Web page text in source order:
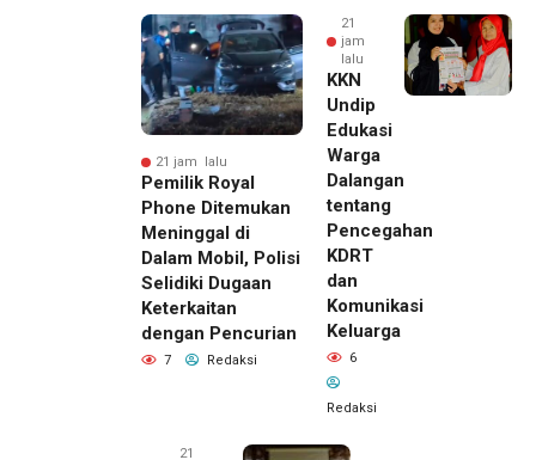
21 jam lalu
Pemilik Royal
Phone Ditemukan
Meninggal di
Dalam Mobil, Polisi
Selidiki Dugaan
Keterkaitan
dengan Pencurian
7 Redaksi
21
jam
lalu
KKN
Undip
Edukasi
Warga
Dalangan
tentang
Pencegahan
KDRT
dan
Komunikasi
Keluarga
6
Redaksi
21